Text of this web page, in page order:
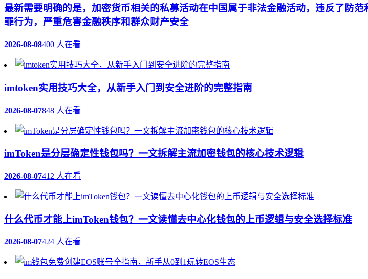
最新需要明确的是，加密货币相关的私募活动在中国属于非法金融活动，违反了防
罪行为，严重危害金融秩序和群众财产安全
2026-08-08400 人在看
imtoken实用技巧大全，从新手入门到安全进阶的完整指南
2026-08-07848 人在看
imToken是分层确定性钱包吗？一文拆解主流加密钱包的核心技术逻辑
2026-08-07412 人在看
什么代币才能上imToken钱包？一文读懂去中心化钱包的上币逻辑与安全选择标准
2026-08-07424 人在看